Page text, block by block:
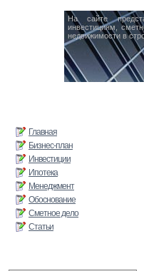
На сайте
инвестициям,
недвижимости в
Главная
Бизнес-план
Инвестиции
Ипотека
Менеджмент
Обоснование
Сметное дело
Статьи